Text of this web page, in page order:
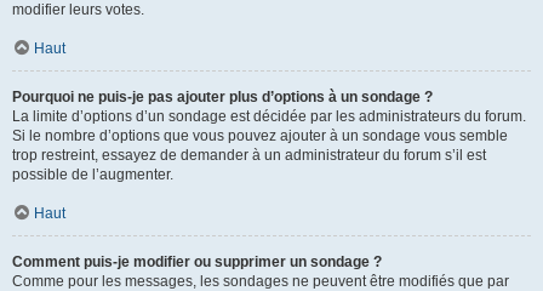
modifier leurs votes.
Haut
Pourquoi ne puis-je pas ajouter plus d’options à un sondage ?
La limite d’options d’un sondage est décidée par les administrateurs du forum.
Si le nombre d’options que vous pouvez ajouter à un sondage vous semble
trop restreint, essayez de demander à un administrateur du forum s’il est
possible de l’augmenter.
Haut
Comment puis-je modifier ou supprimer un sondage ?
Comme pour les messages, les sondages ne peuvent être modifiés que par